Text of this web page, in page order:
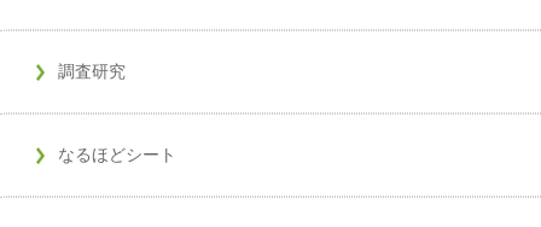
調査研究
なるほどシート